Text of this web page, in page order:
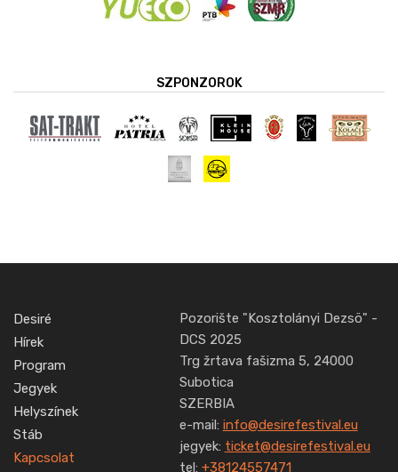
SZPONZOROK
Desiré
Hírek
Program
Jegyek
Helyszínek
Stáb
Kapcsolat
Pozorište "Kosztolányi Dezsö" -
DCS 2025
Trg žrtava fašizma 5, 24000
Subotica
SZERBIA
e-mail: info@desirefestival.eu
jegyek: ticket@desirefestival.eu
tel: +38124557471